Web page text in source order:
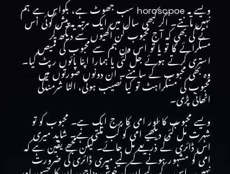
ویسے یہ horoscpoe سب جھوٹ ہے، بکواس ہے ہم
نہیں مانتے۔ اگر کبھی سال میں ایک مرتبہ یہ پیش گوئی اس
نے کی بھی کہ آج محبوب کن اکھیوں سے دیکھ کر
مسکرائے گا تو یا تو اس دن ہم سے محبوب کی قمیص
استری کرتے ہوئے جل گئی یا ہمارا اپنا پائوں رپٹ گیا۔
وہ بھی محبوب کے سامنے۔ ان دونوں صورتوں میں
محبوب کی مسکراہٹ تو کیا نصیب ہوتی، الٹا شرمندگی
اٹھانی پڑی۔
ویسے محبوب کا اور امی کا برج ایک ہے۔ محبوب کو تو
شہرت مل گئی دیکھیے امی کو کب ملتی ہے۔ شاید میری
اس ڈائری کے ذریعے مل جائے۔ لیکن مجھے یقین ہے کہ
امی کو مشہور ہونے کے لیے میری ڈائری کی ضرورت